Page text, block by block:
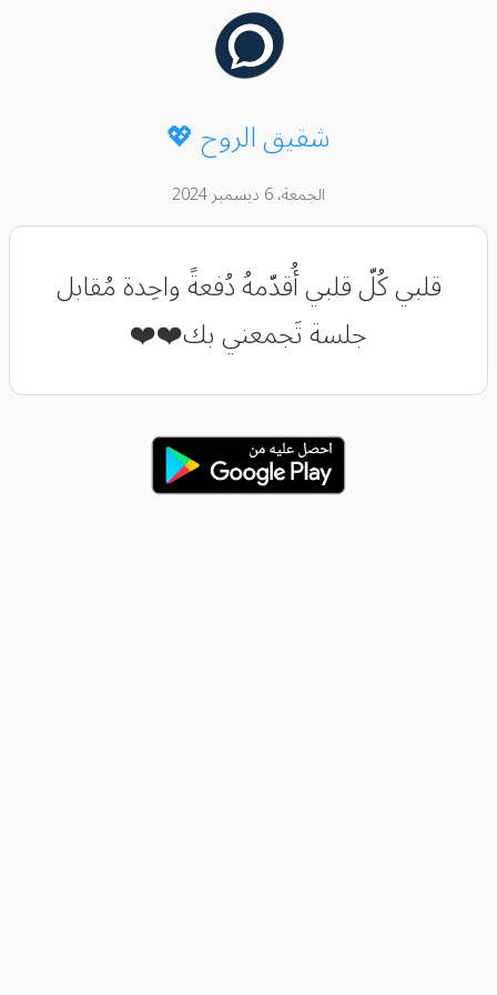
شقيق الروح 💖
الجمعة، 6 ديسمبر 2024
قلبي كُلّ قلبي أُقدّمهُ دُفعةً واحِدة مُقابل
جلسة تَجمعني بك❤️❤️